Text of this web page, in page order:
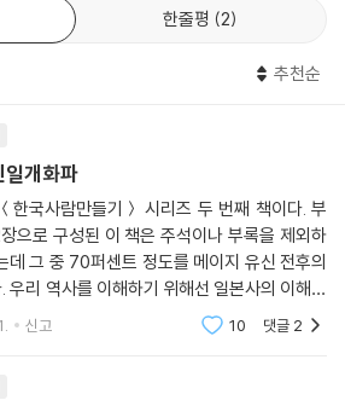
암살 530
선 정책」 546
이홍장 555
황준헌의 만남 581
한줄평 2
추천순
개화파
한국사람만들기＞ 시리즈 두 번째 책이다. 부
장으로 구성된 이 책은 주석이나 부록을 제외하
그 중 70퍼센트 정도를 메이지 유신 전후의
우리 역사를 이해하기 위해선 일본사의 이해가
않았다. 이 책은 그동안 제대로 배우지 못했던
신고 10 댓글 2